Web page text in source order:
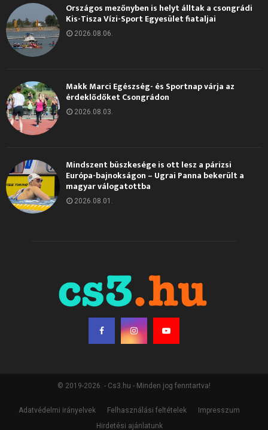
Országos mezőnyben is helyt álltak a csongrádi
Kis-Tisza Vízi-Sport Egyesület fiataljai
2026.08.06.
Makk Marci Egészség- és Sportnap várja az
érdeklődőket Csongrádon
2026.08.03.
Mindszent büszkesége is ott lesz a párizsi
Európa-bajnokságon – Ugrai Panna bekerült a
magyar válogatottba
2026.08.01.
© 2019-2026. - Cs3.hu - Minden jog fenntartva!
Adatvédelmi irányelvek Felhasználási feltételek
Impresszum
Hirdetési ajánlatunk